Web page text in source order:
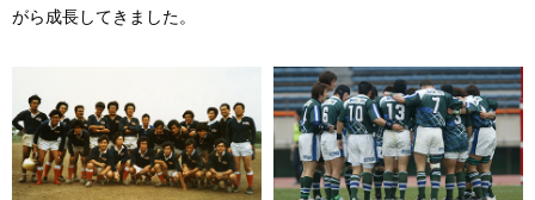
がら成長してきました。